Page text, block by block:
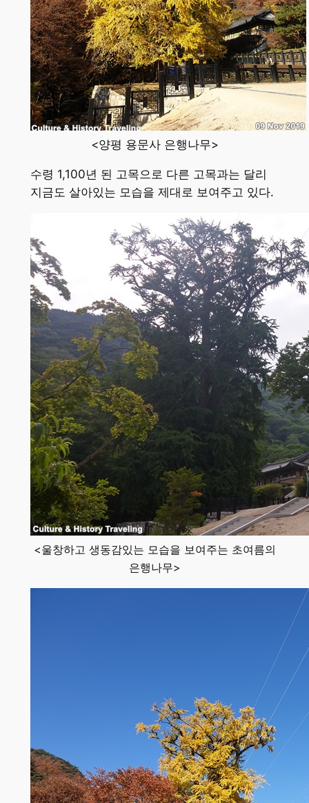
<양평 용문사 은행나무>
수령 1,100년 된 고목으로 다른 고목과는 달리
지금도 살아있는 모습을 제대로 보여주고 있다.
<울창하고 생동감있는 모습을 보여주는 초여름의
은행나무>